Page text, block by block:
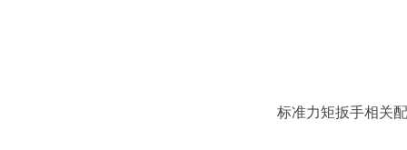
标准力矩扳手相关